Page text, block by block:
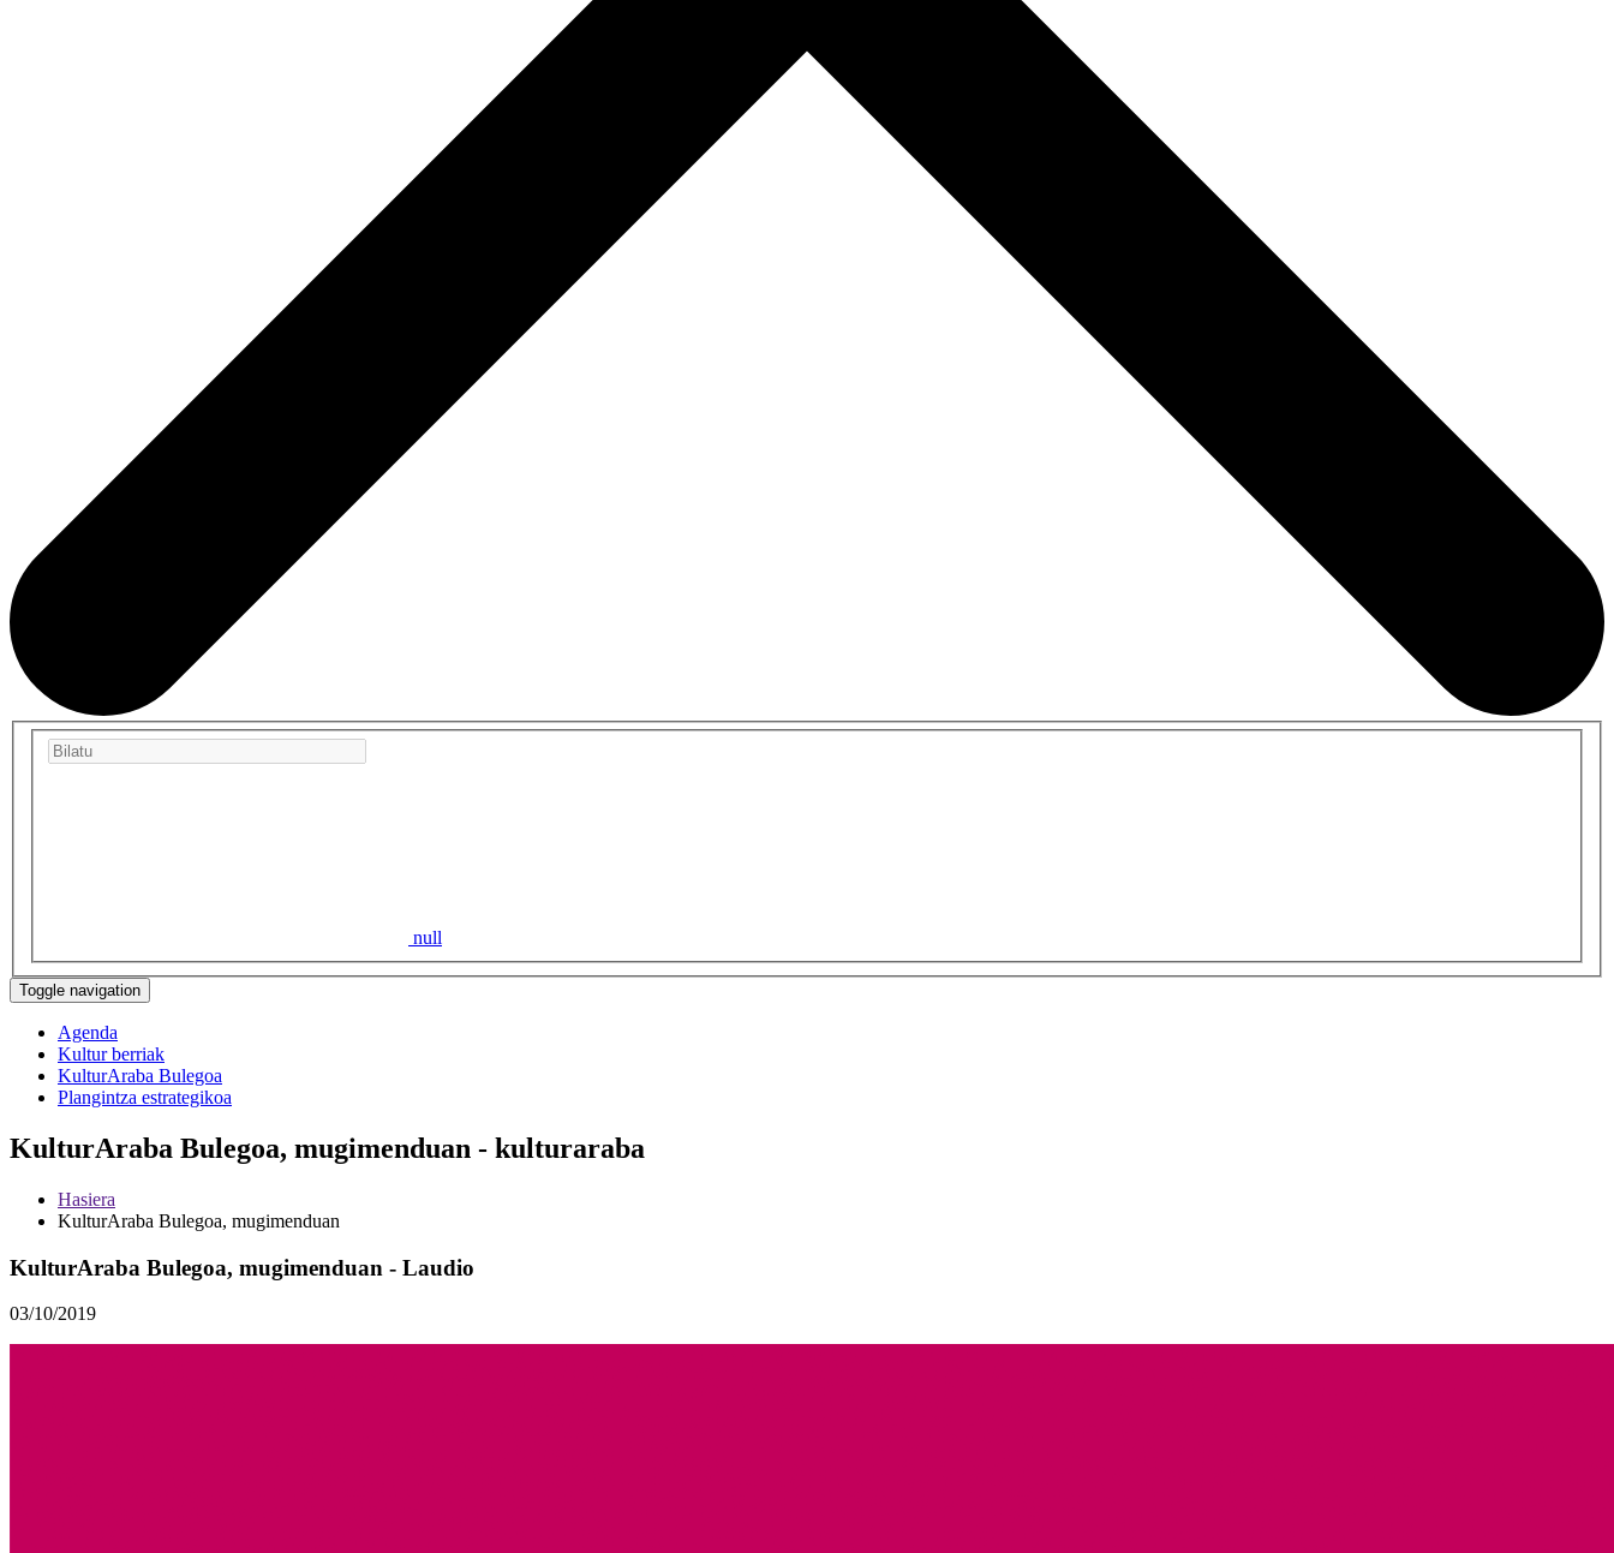
null
Toggle navigation
Agenda
Kultur berriak
KulturAraba Bulegoa
Plangintza estrategikoa
KulturAraba Bulegoa, mugimenduan - kulturaraba
Hasiera
KulturAraba Bulegoa, mugimenduan
KulturAraba Bulegoa, mugimenduan - Laudio
03/10/2019